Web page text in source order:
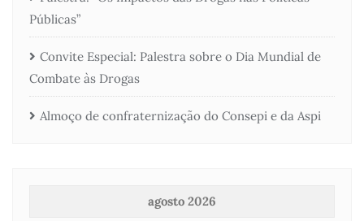
Públicas”
Convite Especial: Palestra sobre o Dia Mundial de
Combate às Drogas
Almoço de confraternização do Consepi e da Aspi
agosto 2026